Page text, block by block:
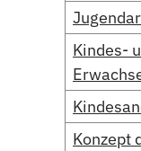
Kindes-
Konzept